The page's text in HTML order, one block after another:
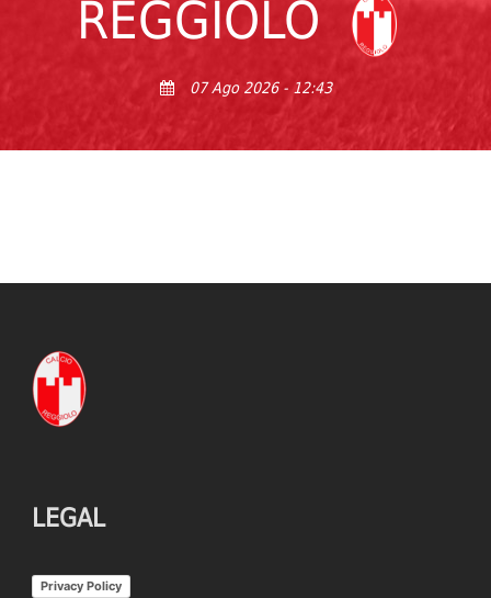
REGGIOLO
07 Ago 2026 - 12:43
LEGAL
Privacy Policy